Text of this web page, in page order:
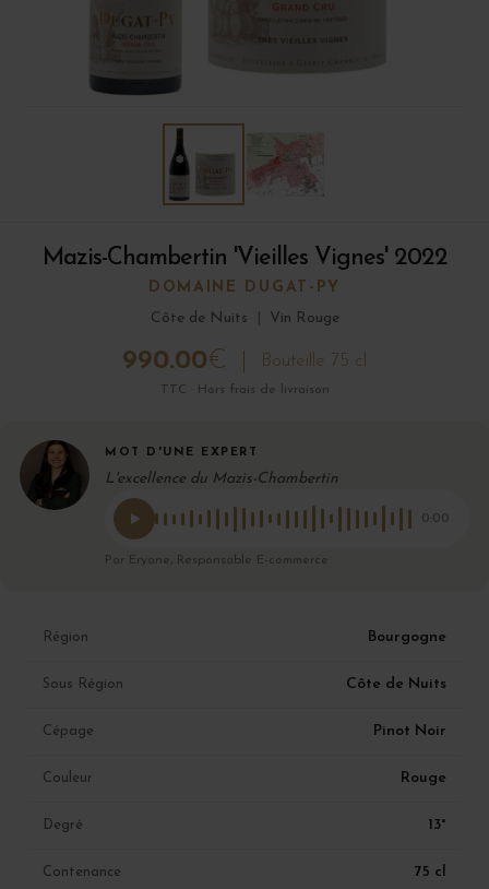
Mazis-Chambertin 'Vieilles Vignes' 2022
DOMAINE DUGAT-PY
Côte de Nuits
Vin Rouge
990.00€ Bouteille 75 cl
TTC · Hors frais de livraison
MOT D'UNE EXPERT
L'excellence du Mazis-Chambertin
0:00
Par Eryane, Responsable E-commerce
Région Bourgogne
Sous Région Côte de Nuits
Cépage Pinot Noir
Couleur Rouge
Degré 13°
Contenance 75 cl